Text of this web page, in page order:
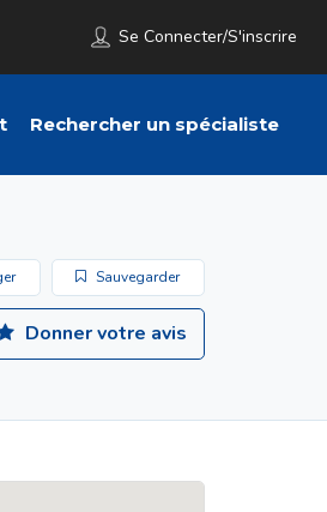
Se Connecter/S'inscrire
Rechercher un spécialiste
Sauvegarder
Donner votre avis